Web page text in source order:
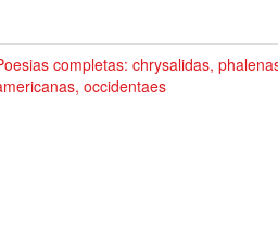
completas: chrysalidas,
occidentaes